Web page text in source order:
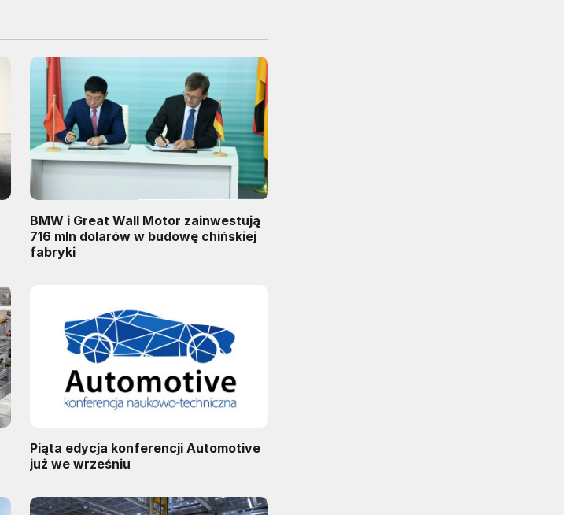
BMW i Great Wall Motor zainwestują
716 mln dolarów w budowę chińskiej
fabryki
Piąta edycja konferencji Automotive
już we wrześniu